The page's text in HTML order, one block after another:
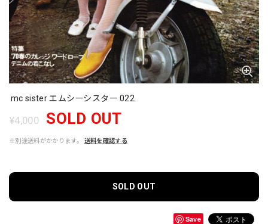
mc sister エムシーシスター 022
¥4,000 SOLD OUT
※別途送料がかかります。 送料を確認する
SOLD OUT
Save